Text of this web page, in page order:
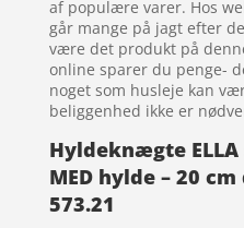
af populære varer. Hos
går mange på jagt efter
være det produkt på
online sparer du penge-
noget som husleje kan
beliggenhed ikke er
Hyldeknægte
MED hylde – 20
573.21